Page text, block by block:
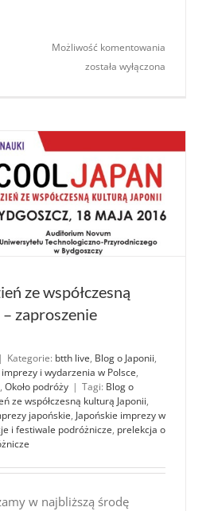
Możliwość komentowania
została wyłączona
ze współczesną
zaproszenie
| Kategorie: btth live, Blog o Japonii,
imprezy i wydarzenia w Polsce,
, Około podróży | Tagi: Blog o
ze współczesną kulturą Japonii,
japońskie, Japońskie imprezy w
i festiwale podróżnicze, prelekcja o
w najbliższą środę